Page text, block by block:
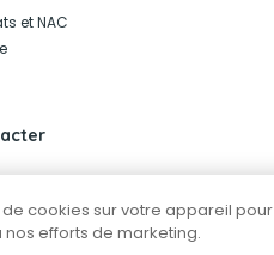
et NAC
cookies sur votre appareil pour
efforts de marketing.